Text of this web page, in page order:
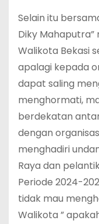
Selain itu
Diky
Walikota Bekasi
apalagi kepada
dapat saling
menghormati,
berdekatan
dengan
menghadiri
Raya dan
Periode 2024-
tidak mau
Walikota ”